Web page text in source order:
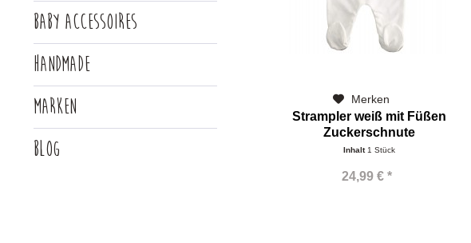
Baby Accessoires
Handmade
Marken
Blog
Merken
Strampler weiß mit Füßen
Zuckerschnute
Inhalt 1 Stück
24,99 € *